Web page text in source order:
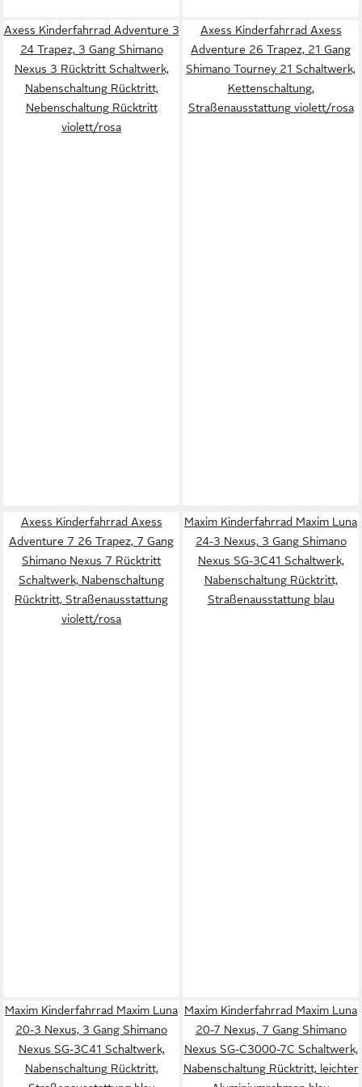
Axess Kinderfahrrad Adventure 3
24 Trapez, 3 Gang Shimano
Nexus 3 Rücktritt Schaltwerk,
Nabenschaltung Rücktritt,
Nebenschaltung Rücktritt
violett/rosa
Axess Kinderfahrrad Axess
Adventure 26 Trapez, 21 Gang
Shimano Tourney 21 Schaltwerk,
Kettenschaltung,
Straßenausstattung violett/rosa
Axess Kinderfahrrad Axess
Adventure 7 26 Trapez, 7 Gang
Shimano Nexus 7 Rücktritt
Schaltwerk, Nabenschaltung
Rücktritt, Straßenausstattung
violett/rosa
Maxim Kinderfahrrad Maxim Luna
24-3 Nexus, 3 Gang Shimano
Nexus SG-3C41 Schaltwerk,
Nabenschaltung Rücktritt,
Straßenausstattung blau
Maxim Kinderfahrrad Maxim Luna
20-3 Nexus, 3 Gang Shimano
Nexus SG-3C41 Schaltwerk,
Nabenschaltung Rücktritt,
Maxim Kinderfahrrad Maxim Luna
20-7 Nexus, 7 Gang Shimano
Nexus SG-C3000-7C Schaltwerk,
Nabenschaltung Rücktritt, leichter